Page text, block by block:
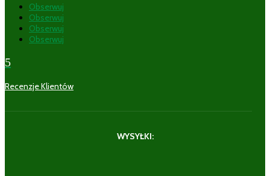
Obserwuj
Obserwuj
Obserwuj
Obserwuj
5
Recenzje Klientów
WYSYŁKI: